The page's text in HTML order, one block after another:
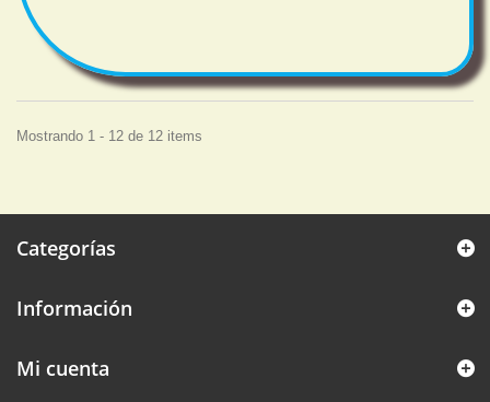
Mostrando 1 - 12 de 12 items
Categorías
Información
Mi cuenta